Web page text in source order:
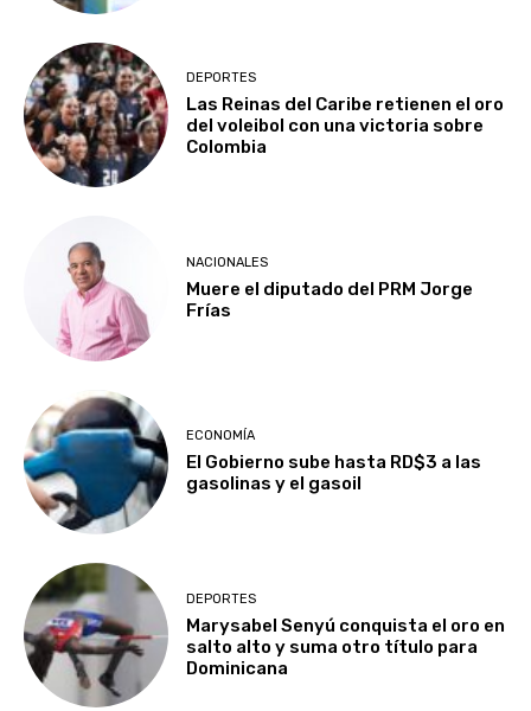
DEPORTES
Las Reinas del Caribe retienen el oro
del voleibol con una victoria sobre
Colombia
NACIONALES
Muere el diputado del PRM Jorge
Frías
ECONOMÍA
El Gobierno sube hasta RD$3 a las
gasolinas y el gasoil
DEPORTES
Marysabel Senyú conquista el oro en
salto alto y suma otro título para
Dominicana